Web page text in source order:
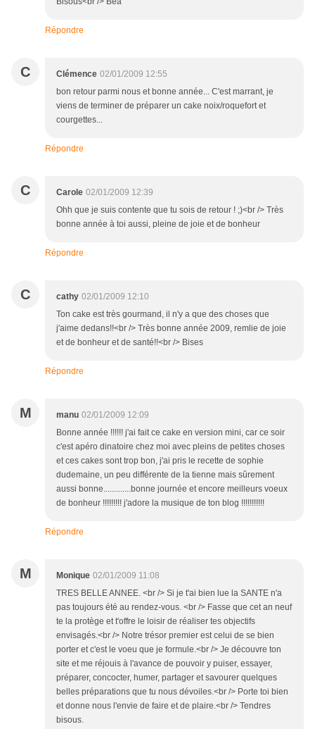
Répondre
C Clémence 02/01/2009 12:55
bon retour parmi nous et bonne année... C'est marrant, je
viens de terminer de préparer un cake noix/roquefort et
courgettes...
Répondre
C Carole 02/01/2009 12:39
Ohh que je suis contente que tu sois de retour ! ;)<br /> Très
bonne année à toi aussi, pleine de joie et de bonheur
Répondre
C cathy 02/01/2009 12:10
Ton cake est très gourmand, il n'y a que des choses que
j'aime dedans!!<br /> Très bonne année 2009, remlie de joie
et de bonheur et de santé!!<br /> Bises
Répondre
M manu 02/01/2009 12:09
Bonne année !!!!!! j'ai fait ce cake en version mini, car ce soir
c'est apéro dinatoire chez moi avec pleins de petites choses
et ces cakes sont trop bon, j'ai pris le recette de sophie
dudemaine, un peu différente de la tienne mais sûrement
aussi bonne.............bonne journée et encore meilleurs voeux
de bonheur !!!!!!!!! j'adore la musique de ton blog !!!!!!!!!!!
Répondre
M Monique 02/01/2009 11:08
TRES BELLE ANNEE. <br /> Si je t'ai bien lue la SANTE n'a
pas toujours été au rendez-vous. <br /> Fasse que cet an neuf
te la protège et t'offre le loisir de réaliser tes objectifs
envisagés.<br /> Notre trésor premier est celui de se bien
porter et c'est le voeu que je formule.<br /> Je découvre ton
site et me réjouis à l'avance de pouvoir y puiser, essayer,
préparer, concocter, humer, partager et savourer quelques
belles préparations que tu nous dévoiles.<br /> Porte toi bien
et donne nous l'envie de faire et de plaire.<br /> Tendres
bisous.